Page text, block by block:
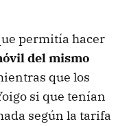
permitía hacer
del mismo
que los
si que tenían
según la tarifa